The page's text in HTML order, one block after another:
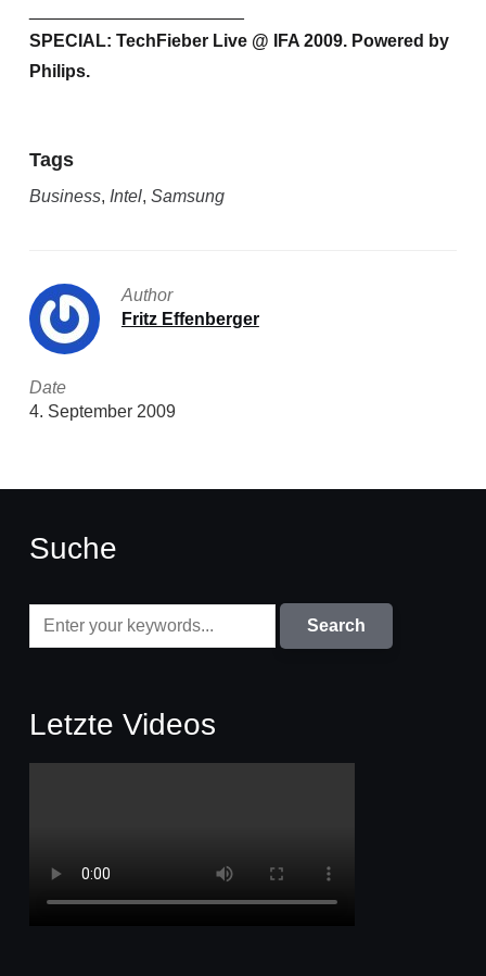
SPECIAL: TechFieber Live @ IFA 2009. Powered by
Philips.
Tags
Business, Intel, Samsung
Author
Fritz Effenberger
Date
4. September 2009
Suche
Letzte Videos